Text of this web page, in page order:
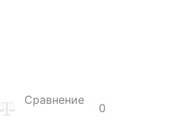
Сравнение
0